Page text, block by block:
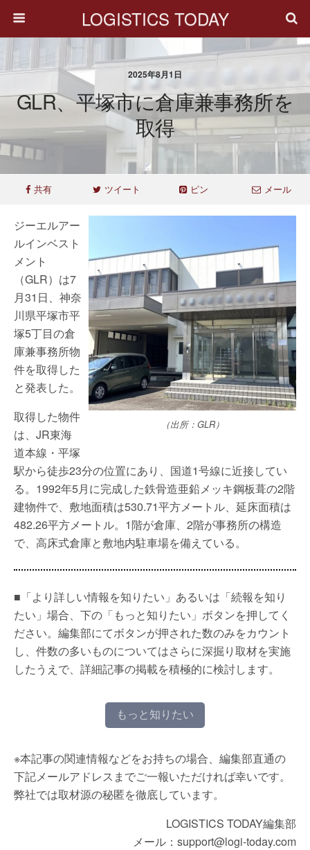
LOGISTICS TODAY
2025年8月1日
GLR、平塚市に倉庫兼事務所を
取得
共有 ツイート ピン メール
（出所：GLR）
ジーエルアー
ルインベスト
メント
（GLR）は7
月31日、神奈
川県平塚市平
塚5丁目の倉
庫兼事務所物
件を取得した
と発表した。
取得した物件
は、JR東海
道本線・平塚
駅から徒歩23分の位置にあり、国道1号線に近接してい
る。1992年5月に完成した鉄骨造亜鉛メッキ鋼板葺の2階
建物件で、敷地面積は530.71平方メートル、延床面積は
482.26平方メートル。1階が倉庫、2階が事務所の構造
で、高床式倉庫と敷地内駐車場を備えている。
■「より詳しい情報を知りたい」あるいは「続報を知り
たい」場合、下の「もっと知りたい」ボタンを押してく
ださい。編集部にてボタンが押された数のみをカウント
し、件数の多いものについてはさらに深掘り取材を実施
したうえで、詳細記事の掲載を積極的に検討します。
もっと知りたい
※本記事の関連情報などをお持ちの場合、編集部直通の
下記メールアドレスまでご一報いただければ幸いです。
弊社では取材源の秘匿を徹底しています。
LOGISTICS TODAY編集部
メール：support@logi-today.com